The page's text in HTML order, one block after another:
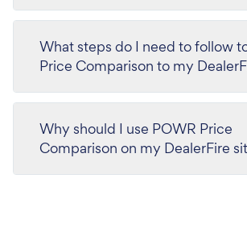
What steps do I need to follow
Price Comparison to my
Why should I use POWR Price
Comparison on my DealerFire